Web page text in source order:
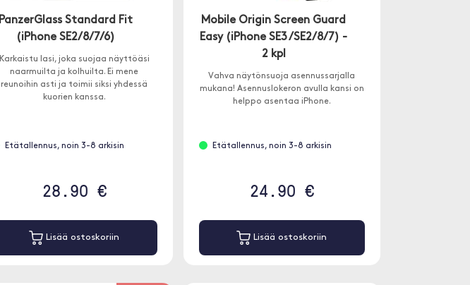
PanzerGlass Standard Fit
(iPhone SE2/8/7/6)
Karkaistu lasi, joka suojaa näyttöäsi
naarmuilta ja kolhuilta. Ei mene
reunoihin asti ja toimii siksi yhdessä
kuorien kanssa.
Etätallennus, noin 3-8 arkisin
28.90 €
Lisää ostoskoriin
Mobile Origin Screen Guard
Easy (iPhone SE3 /SE2/8/7) -
2 kpl
Vahva näytönsuoja asennussarjalla
mukana! Asennuslokeron avulla kansi on
helppo asentaa iPhone.
Etätallennus, noin 3-8 arkisin
24.90 €
Lisää ostoskoriin